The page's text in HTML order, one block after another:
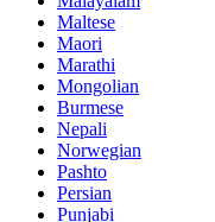
Maltese
Maori
Marathi
Mongolian
Burmese
Nepali
Norwegian
Pashto
Persian
Punjabi